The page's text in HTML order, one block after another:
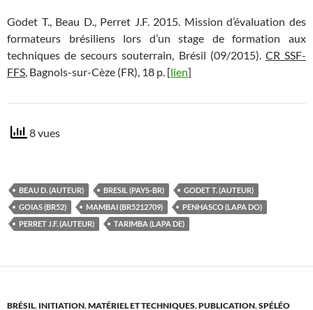
Godet T., Beau D., Perret J.F. 2015. Mission d’évaluation des
formateurs brésiliens lors d’un stage de formation aux
techniques de secours souterrain, Brésil (09/2015). CR SSF-
FFS, Bagnols-sur-Cèze (FR), 18 p. [lien]
8 vues
BEAU D. (AUTEUR) BRESIL (PAYS-BR)
GODET T. (AUTEUR)
GOIAS (BR52)
MAMBAI (BR5212709)
PENHASCO (LAPA DO)
PERRET J.F. (AUTEUR)
TARIMBA (LAPA DE)
BRÉSIL, INITIATION,MATÉRIEL ET TECHNIQUES,PUBLICATION,SPÉLÉO